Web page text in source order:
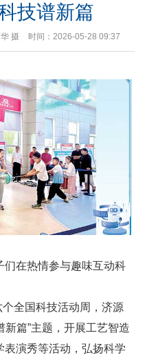
技谱新篇
摄 时间：2026-05-28 09:37
们在热情参与趣味互动科
全国科技活动周，济源
新篇”主题，开展工艺智造
演秀等活动，弘扬科学